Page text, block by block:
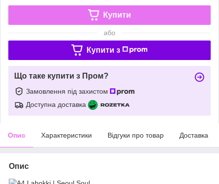
Купити
або
Купити з
Що таке купити з Пром?
Замовлення під захистом
Доступна доставка
Опис Характеристики Відгуки про товар Доставка
Опис